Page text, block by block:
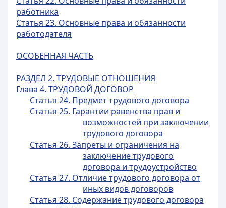
работника
Статья 23. Основные права и обязанности
работодателя
ОСОБЕННАЯ ЧАСТЬ
РАЗДЕЛ 2. ТРУДОВЫЕ ОТНОШЕНИЯ
Глава 4. ТРУДОВОЙ ДОГОВОР
Статья 24. Предмет трудового договора
Статья 25. Гарантии равенства прав и
возможностей при заключении
трудового договора
Статья 26. Запреты и ограничения на
заключение трудового
договора и трудоустройство
Статья 27. Отличие трудового договора от
иных видов договоров
Статья 28. Содержание трудового договора